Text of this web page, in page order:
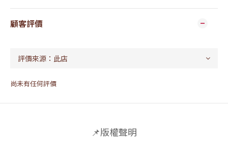
顧客評價
尚未有任何評價
📌版權聲明